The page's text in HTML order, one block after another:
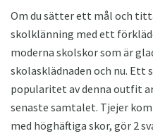
Om du sätter ett mål och
skolklänning med ett
moderna skolskor som är
skolasklädnaden och nu.
popularitet av denna outfit
senaste samtalet. Tjejer
med höghäftiga skor, gör 2